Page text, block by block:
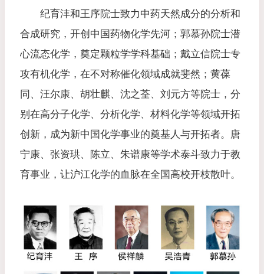
纪育沣和王序院士致力中药天然成分的分析和
合成研究，开创中国药物化学先河；郭慕孙院士潜
心流态化学，奠定颗粒学学科基础；戴立信院士专
攻有机化学，在不对称催化领域成就斐然；黄葆
同、汪尔康、胡壮麒、沈之荃、刘元方等院士，分
别在高分子化学、分析化学、材料化学等领域开拓
创新，成为新中国化学事业的奠基人与开拓者。唐
宁康、张资珙、陈立、朱谱康等学术泰斗致力于教
育事业，让沪江化学的血脉在全国高校开枝散叶。